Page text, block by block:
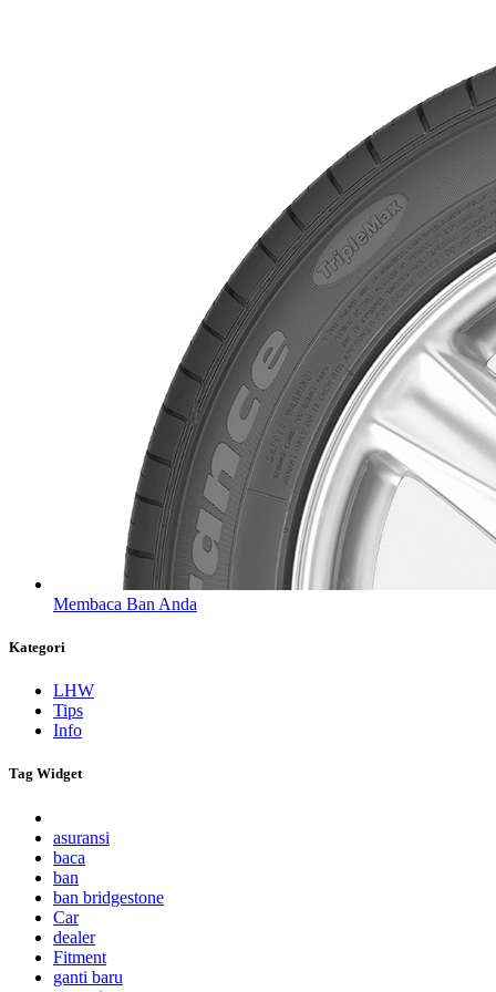
Membaca Ban Anda
Kategori
LHW
Tips
Info
Tag Widget
asuransi
baca
ban
ban bridgestone
Car
dealer
Fitment
ganti baru